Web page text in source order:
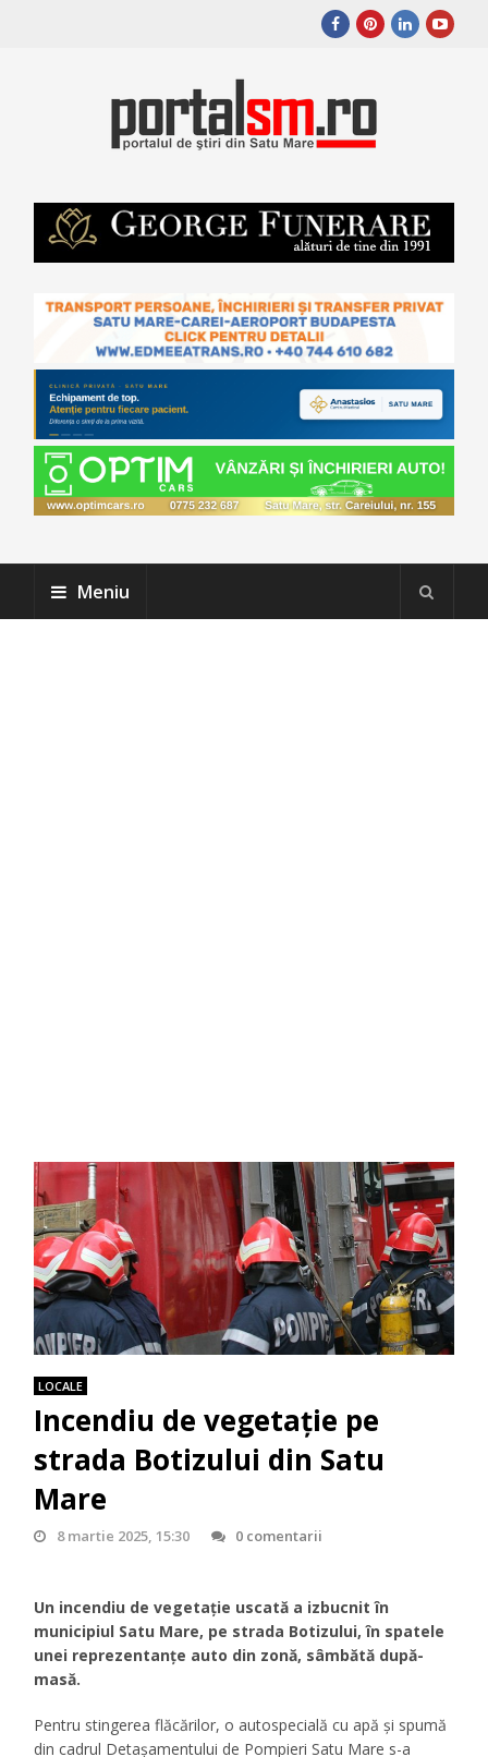
Meniu
LOCALE
Incendiu de vegetație pe
strada Botizului din Satu
Mare
8 martie 2025, 15:30 0 comentarii
Un incendiu de vegetație uscată a izbucnit în
municipiul Satu Mare, pe strada Botizului, în spatele
unei reprezentanțe auto din zonă, sâmbătă după-
masă.
Pentru stingerea flăcărilor, o autospecială cu apă și spumă
din cadrul Detașamentului de Pompieri Satu Mare s-a